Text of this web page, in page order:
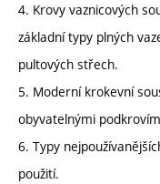
4. Krovy vaznicových
základní typy plných
pultových střech.
5. Moderní krokevní
obyvatelnými
6. Typy
použití.